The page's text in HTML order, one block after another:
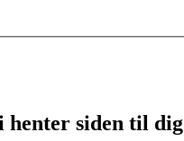
henter siden til dig